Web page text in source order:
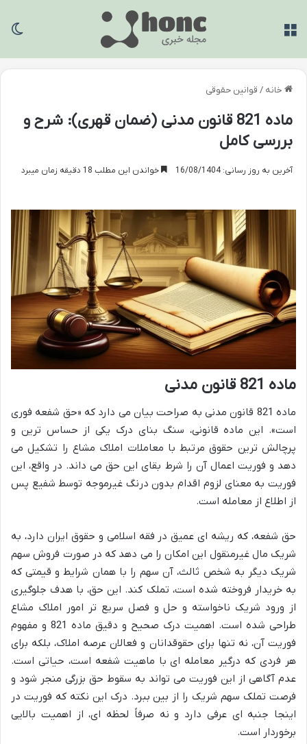
خانه / قوانین حقوقی
ماده 821 قانون مدنی (ضمان قهری): شرح و
بررسی کامل
آخرین به روز رسانی: 16/08/1404 خواندن این مطلب 18 دقیقه زمان میبرد
ماده 821 قانون مدنی
ماده 821 قانون مدنی به صراحت بیان می دارد که «حق شفعه فوری
است». این ماده قانونی، سنگ بنای درک یکی از حساس ترین و
پرچالش ترین حقوق مرتبط با معاملات املاک مشاع را تشکیل می
دهد و فوریت اعمال آن را شرط بقای این حق می داند. در واقع، این
فوریت به معنای لزوم اقدام بدون درنگ غیرموجه توسط شفیع پس
از اطلاع از معامله است.
حق شفعه، که ریشه ای عمیق در فقه اسلامی و حقوق ایران دارد، به
شریک مال غیرمنقول این امکان را می دهد که در صورت فروش سهم
شریک دیگر به شخص ثالث، آن سهم را با همان شرایط و قیمتی که
به خریدار فروخته شده است، تملک کند. این حق، با هدف جلوگیری
از ورود شریک ناخواسته و حل و فصل سریع تر امور املاک مشاع
طراحی شده است. اهمیت درک صحیح و دقیق ماده 821 و مفهوم
فوریت آن، نه تنها برای حقوقدانان و فعالان عرصه املاک، بلکه برای
هر فردی که درگیر معامله ای با ماهیت شفعه است، حیاتی است.
عدم آگاهی از این فوریت می تواند به سقوط حق بزرگی منجر شود و
فرصت تملک سهم شریک را از بین ببرد. درک این نکته که فوریت در
اینجا جنبه ای عرفی دارد و نه صرفاً لحظه ای، از اهمیت بالایی
برخوردار است.